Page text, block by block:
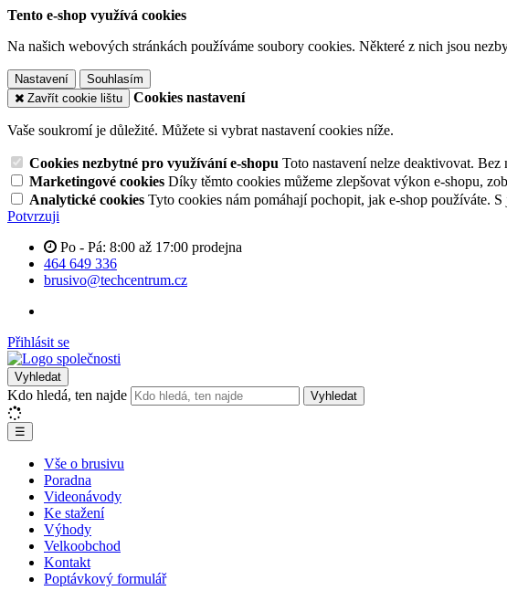
Tento e-shop využívá cookies
Na našich webových stránkách používáme soubory cookies. Některé z nich jsou
Nastavení
Souhlasím
Zavřít cookie lištu
Cookies nastavení
Vaše soukromí je důležité. Můžete si vybrat nastavení cookies níže.
Cookies nezbytné pro využívání e-shopu Toto nastavení nelze deaktivovat.
Marketingové cookies Díky těmto cookies můžeme zlepšovat výkon e-shopu,
Analytické cookies Tyto cookies nám pomáhají pochopit, jak e-shop používáte.
Potvrzuji
Po - Pá: 8:00 až 17:00 prodejna
464 649 336
brusivo@techcentrum.cz
Přihlásit se
Vyhledat
Kdo hledá, ten najde Vyhledat
☰
Vše o brusivu
Poradna
Videonávody
Ke stažení
Výhody
Velkoobchod
Kontakt
Poptávkový formulář